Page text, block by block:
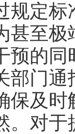
规定
甚至
预的
部门
保及
。对